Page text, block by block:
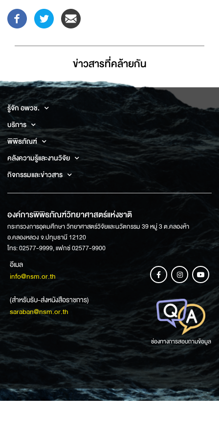
ข่าวสารที่่คล้ายกัน
รู้จัก อพวช.
บริการ
พิพิธภัณฑ์
คลังความรู้และงานวิจัย
กิจกรรมและข่าวสาร
องค์การพิพิธภัณฑ์วิทยาศาสตร์แห่งชาติ
กระทรวงการอุดมศึกษา วิทยาศาสตร์วิจัยและนวัตกรรม 39 หมู่ 3 ต.คลองห้า
อ.คลองหลวง จ.ปทุมธานี 12120
โทร: 02577-9999, แฟกซ์ 02577-9900
อีเมล
info@nsm.or.th
(สำหรับรับ-ส่งหนังสือราชการ)
saraban@nsm.or.th
ช่องทางการสอบถามข้อมูล